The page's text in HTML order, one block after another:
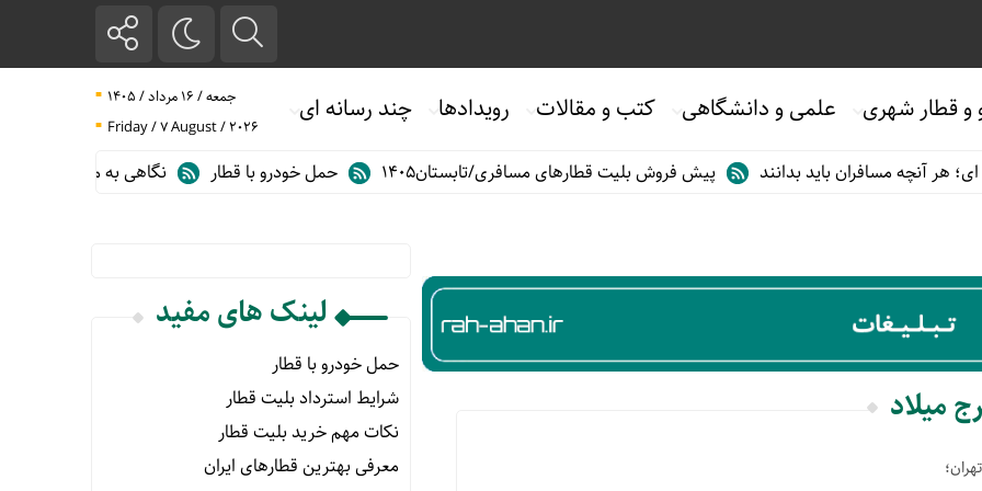
و قطار شهری علمی و دانشگاهی کتب و مقالات رویدادها چند رسانه ای
جمعه / ۱۶ مرداد / ۱۴۰۵
Friday / 7 August / 2026
آنچه مسافران باید بدانند پیش فروش بلیت قطارهای مسافری/تابستان۱۴۰۵ حمل خودرو با قطار نگاهی به مهم ترین آمارهای حمل
میلاد
لینک های مفید
حمل خودرو با قطار
شرایط استرداد بلیت قطار
نکات مهم خرید بلیت قطار
معرفی بهترین قطارهای ایران